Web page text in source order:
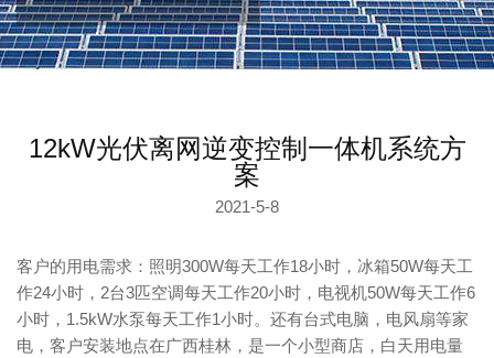
12kW光伏离网逆变控制一体机系统方
案
2021-5-8
客户的用电需求：照明300W每天工作18小时，冰箱50W每天工
作24小时，2台3匹空调每天工作20小时，电视机50W每天工作6
小时，1.5kW水泵每天工作1小时。还有台式电脑，电风扇等家
电，客户安装地点在广西桂林，是一个小型商店，白天用电量